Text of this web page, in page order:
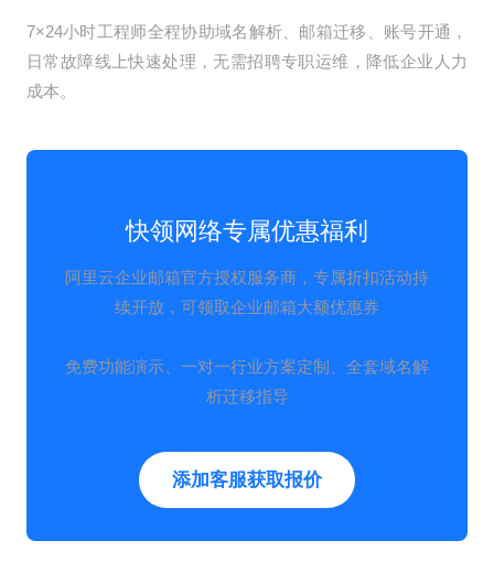
7×24小时工程师全程协助域名解析、邮箱迁移、账号开通，
日常故障线上快速处理，无需招聘专职运维，降低企业人力
成本。
快领网络专属优惠福利
阿里云企业邮箱官方授权服务商，专属折扣活动持
续开放，可领取企业邮箱大额优惠券
免费功能演示、一对一行业方案定制、全套域名解
析迁移指导
添加客服获取报价